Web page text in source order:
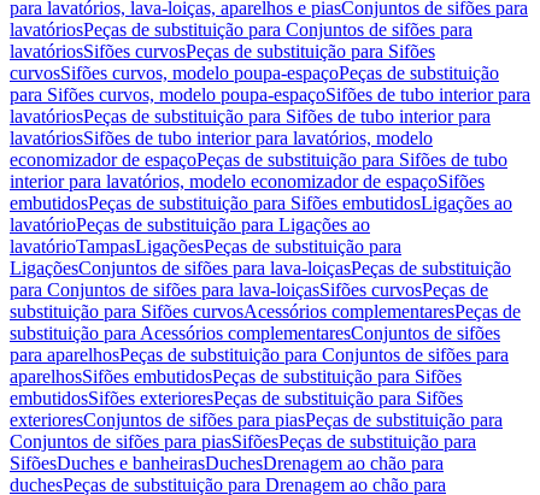
para lavatórios, lava-loiças, aparelhos e piasConjuntos de sifões para
lavatóriosPeças de substituição para Conjuntos de sifões para
lavatóriosSifões curvosPeças de substituição para Sifões
curvosSifões curvos, modelo poupa-espaçoPeças de substituição
para Sifões curvos, modelo poupa-espaçoSifões de tubo interior para
lavatóriosPeças de substituição para Sifões de tubo interior para
lavatóriosSifões de tubo interior para lavatórios, modelo
economizador de espaçoPeças de substituição para Sifões de tubo
interior para lavatórios, modelo economizador de espaçoSifões
embutidosPeças de substituição para Sifões embutidosLigações ao
lavatórioPeças de substituição para Ligações ao
lavatórioTampasLigaçõesPeças de substituição para
LigaçõesConjuntos de sifões para lava-loiçasPeças de substituição
para Conjuntos de sifões para lava-loiçasSifões curvosPeças de
substituição para Sifões curvosAcessórios complementaresPeças de
substituição para Acessórios complementaresConjuntos de sifões
para aparelhosPeças de substituição para Conjuntos de sifões para
aparelhosSifões embutidosPeças de substituição para Sifões
embutidosSifões exterioresPeças de substituição para Sifões
exterioresConjuntos de sifões para piasPeças de substituição para
Conjuntos de sifões para piasSifõesPeças de substituição para
SifõesDuches e banheirasDuchesDrenagem ao chão para
duchesPeças de substituição para Drenagem ao chão para